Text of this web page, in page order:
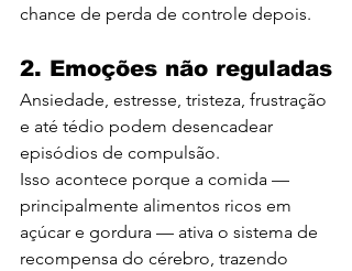
chance de perda de controle depois.
2. Emoções não reguladas
Ansiedade, estresse, tristeza, frustração
e até tédio podem desencadear
episódios de compulsão.
Isso acontece porque a comida —
principalmente alimentos ricos em
açúcar e gordura — ativa o sistema de
recompensa do cérebro, trazendo